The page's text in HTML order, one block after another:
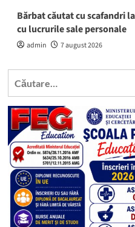
Bărbat căutat cu scafandri
cu lucrurile sale personale
admin 7 august 2026